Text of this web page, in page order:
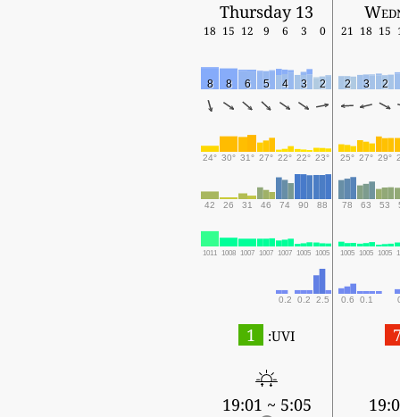
Thursday 13
15
18
21
0
3
6
9
12
15
18
2
3
2
2
3
4
5
6
8
8
29°
27°
25°
23°
22°
22°
27°
31°
30°
24°
53
63
78
88
90
74
46
31
26
42
1005
1005
1005
1005
1005
1007
1007
1007
1008
1011
0.1
0.6
2.5
0.2
0.2
UVI:
1
5:05 ~ 19:01